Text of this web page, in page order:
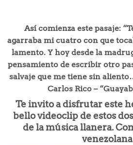
Así comienza este pasaje:
agarraba mi cuatro con que
lamento. Y hoy desde la
pensamiento de escribir otro
salvaje que me tiene sin
Carlos Rico –
Te invito a disfrutar este
bello videoclip de estos
de la música llanera.